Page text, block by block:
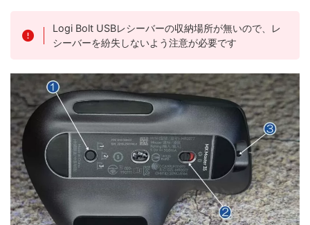
Logi Bolt USBレシーバーの収納場所が無いので、レ
シーバーを紛失しないよう注意が必要です